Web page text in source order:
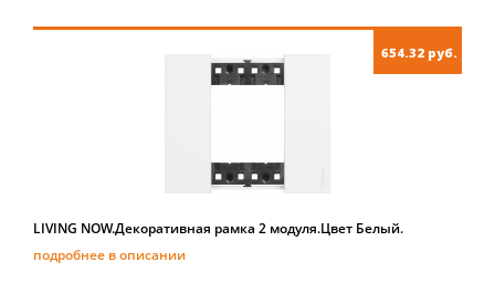
654.32 руб.
LIVING NOW.Декоративная рамка 2 модуля.Цвет Белый.
подробнее в описании